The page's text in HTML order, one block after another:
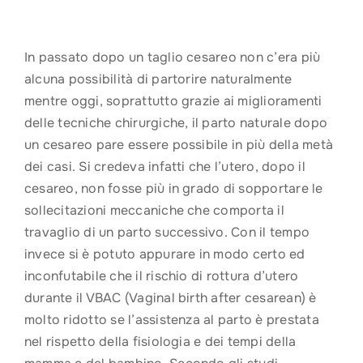
In passato dopo un taglio cesareo non c’era più
alcuna possibilità di partorire naturalmente
mentre oggi, soprattutto grazie ai miglioramenti
delle tecniche chirurgiche, il parto naturale dopo
un cesareo pare essere possibile in più della metà
dei casi. Si credeva infatti che l’utero, dopo il
cesareo, non fosse più in grado di sopportare le
sollecitazioni meccaniche che comporta il
travaglio di un parto successivo. Con il tempo
invece si è potuto appurare in modo certo ed
inconfutabile che il rischio di rottura d’utero
durante il VBAC (Vaginal birth after cesarean) è
molto ridotto se l’assistenza al parto è prestata
nel rispetto della fisiologia e dei tempi della